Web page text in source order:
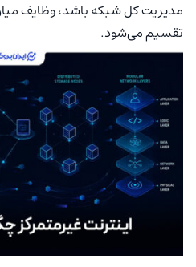
مدیریت کل شبکه باشد، وظایف
تقسیم می‌شود.